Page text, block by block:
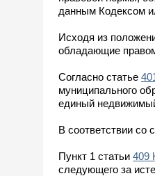
данным Кодексом
Исходя из
обладающие
Согласно статье
муниципального
единый
В соответствии со
Пункт 1 статьи 409
следующего за